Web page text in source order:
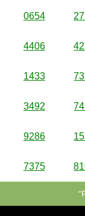
0654
4406
1433
3492
9286
7375